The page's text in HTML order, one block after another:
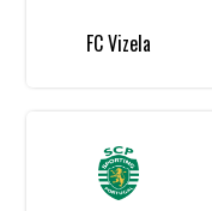
FC Vizela